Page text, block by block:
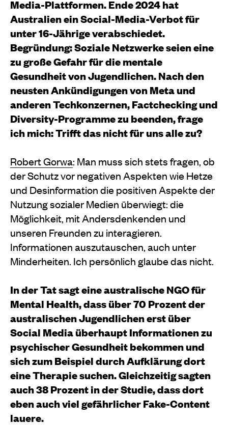
Media-Plattformen. Ende 2024 hat
Australien ein Social-Media-Verbot für
unter 16-Jährige verabschiedet.
Begründung: Soziale Netzwerke seien eine
zu große Gefahr für die mentale
Gesundheit von Jugendlichen. Nach den
neusten Ankündigungen von Meta und
anderen Techkonzernen, Factchecking und
Diversity-Programme zu beenden, frage
ich mich: Trifft das nicht für uns alle zu?
Robert Gorwa: Man muss sich stets fragen, ob
der Schutz vor negativen Aspekten wie Hetze
und Desinformation die positiven Aspekte der
Nutzung sozialer Medien überwiegt: die
Möglichkeit, mit Andersdenkenden und
unseren Freunden zu interagieren.
Informationen auszutauschen, auch unter
Minderheiten. Ich persönlich glaube das nicht.
In der Tat sagt eine australische NGO für
Mental Health, dass über 70 Prozent der
australischen Jugendlichen erst über
Social Media überhaupt Informationen zu
psychischer Gesundheit bekommen und
sich zum Beispiel durch Aufklärung dort
eine Therapie suchen. Gleichzeitig sagten
auch 38 Prozent in der Studie, dass dort
eben auch viel gefährlicher Fake-Content
lauere.